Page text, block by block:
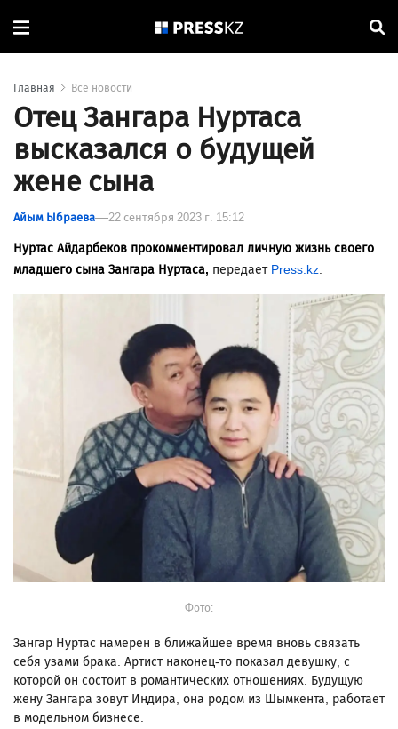
Главная Все новости
Отец Зангара Нуртаса
высказался о будущей
жене сына
Айым Ыбраева 22 сентября 2023 г. 15:12
Нуртас Айдарбеков прокомментировал личную жизнь своего
младшего сына Зангара Нуртаса, передает Press.kz.
Фото:
Зангар Нуртас намерен в ближайшее время вновь связать
себя узами брака. Артист наконец-то показал девушку, с
которой он состоит в романтических отношениях. Будущую
жену Зангара зовут Индира, она родом из Шымкента, работает
в модельном бизнесе.